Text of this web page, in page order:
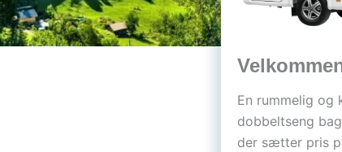
En rummelig og
dobbeltseng
der sætter pris